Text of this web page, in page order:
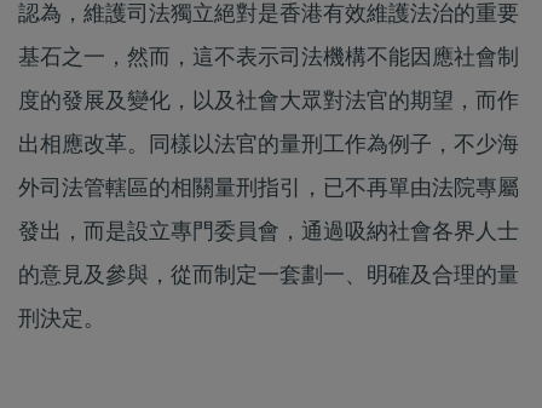
認為，維護司法獨立絕對是香港有效維護法治的重要
基石之一，然而，這不表示司法機構不能因應社會制
度的發展及變化，以及社會大眾對法官的期望，而作
出相應改革。同樣以法官的量刑工作為例子，不少海
外司法管轄區的相關量刑指引，已不再單由法院專屬
發出，而是設立專門委員會，通過吸納社會各界人士
的意見及參與，從而制定一套劃一、明確及合理的量
刑決定。